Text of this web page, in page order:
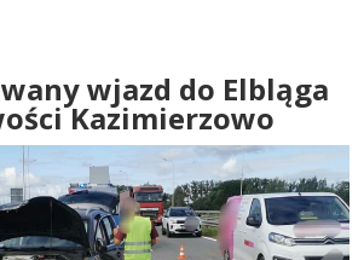
wjazd do Elbląga
Kazimierzowo